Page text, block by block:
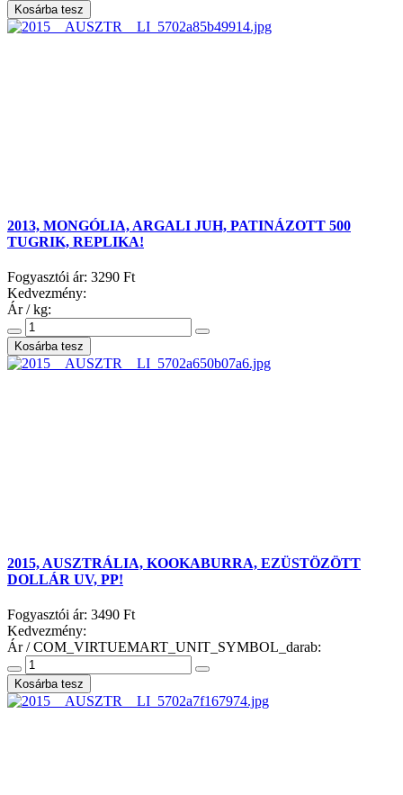
2013, MONGÓLIA, ARGALI JUH, PATINÁZOTT 500
TUGRIK, REPLIKA!
Fogyasztói ár: 3290 Ft
Kedvezmény:
Ár / kg:
2015, AUSZTRÁLIA, KOOKABURRA, EZÜSTÖZÖTT
DOLLÁR UV, PP!
Fogyasztói ár: 3490 Ft
Kedvezmény:
Ár / COM_VIRTUEMART_UNIT_SYMBOL_darab: